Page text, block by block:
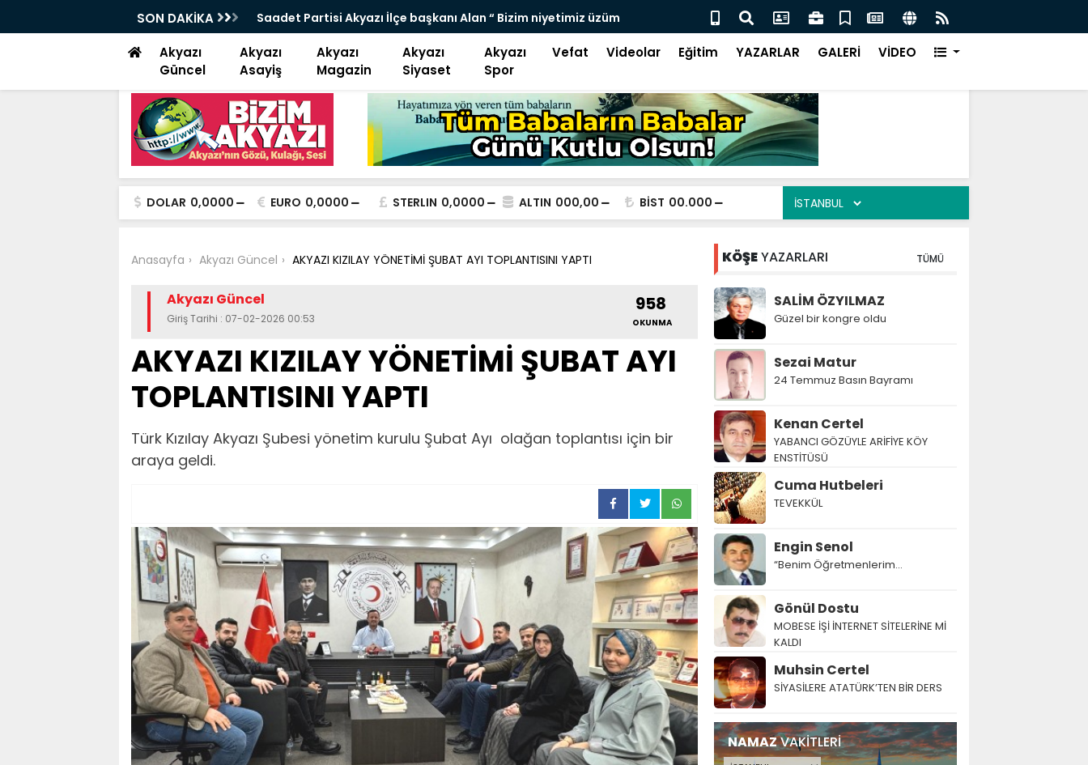
SON DAKİKA
başkanı Alan “ Bizim niyetimiz üzüm Kuzuluk Akyazı karayolu Ulaşıma kapatıldı KÜÇÜCEKLİ EKER AİLESİNİN ACILI GÜNÜ
Akyazı
Güncel
Akyazı
Asayiş
Akyazı
Magazin
Akyazı
Siyaset
Akyazı
Spor
Vefat Videolar Eğitim YAZARLAR GALERİ VİDEO
DOLAR 0,0000 EURO 0,0000 STERLIN 0,0000 ALTIN 000,00 BİST 00.000
Anasayfa Akyazı Güncel AKYAZI KIZILAY YÖNETİMİ ŞUBAT AYI TOPLANTISINI YAPTI
Akyazı Güncel
Giriş Tarihi : 07-02-2026 00:53
958
OKUNMA
AKYAZI KIZILAY YÖNETİMİ ŞUBAT AYI
TOPLANTISINI YAPTI
​​​​​​​Türk Kızılay Akyazı Şubesi yönetim kurulu Şubat Ayı olağan toplantısı için bir
araya geldi.
KÖŞEYAZARLARI TÜMÜ
SALİM ÖZYILMAZ
Güzel bir kongre oldu
Sezai Matur
24 Temmuz Basın Bayramı
Kenan Certel
YABANCI GÖZÜYLE ARİFİYE KÖY
ENSTİTÜSÜ
Cuma Hutbeleri
TEVEKKÜL
Engin Senol
“Benim Öğretmenlerim…
Gönül Dostu
MOBESE İŞİ İNTERNET SİTELERİNE Mİ
KALDI
Muhsin Certel
SİYASİLERE ATATÜRK’TEN BİR DERS
NAMAZVAKİTLERİ